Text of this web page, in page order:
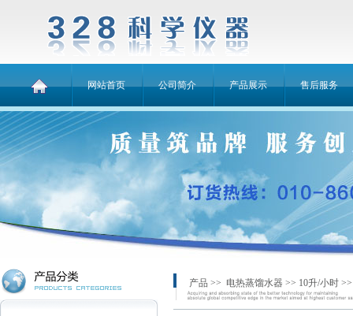
网站首页 公司简介 产品展示 售后服务
产品 >> 电热蒸馏水器 >> 10升/小时